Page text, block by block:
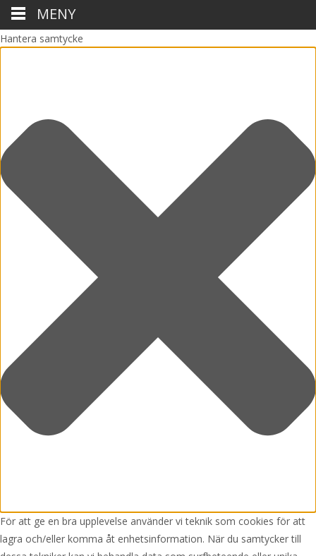
Hantera samtycke
För att ge en bra upplevelse använder vi teknik som cookies för att
lagra och/eller komma åt enhetsinformation. När du samtycker till
MENY